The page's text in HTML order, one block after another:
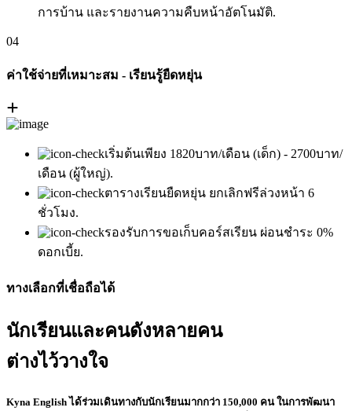
การบ้าน และรายงานความคืบหน้าอัตโนมัติ.
04
ค่าใช้จ่ายที่เหมาะสม - เรียนรู้ยืดหยุ่น
เริ่มต้นเพียง 1820บาท/เดือน (เด็ก) - 2700บาท/
เดือน (ผู้ใหญ่).
ตารางเรียนยืดหยุ่น ยกเลิกฟรีล่วงหน้า 6
ชั่วโมง.
รองรับการขอเก็บคอร์สเรียน ผ่อนชำระ 0%
ดอกเบี้ย.
ทางเลือกที่เชื่อถือได้
นักเรียนและคนดังหลายคน
ต่างไว้วางใจ
Kyna English ได้ร่วมเดินทางกับนักเรียนมากกว่า 150,000 คน ในการพัฒนา